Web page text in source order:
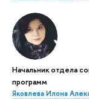
Начальник отдела
программ
Яковлева Илона